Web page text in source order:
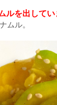
ルを出してい
ムル。